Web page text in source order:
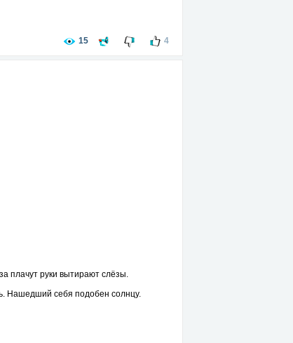
15 4
плачут руки вытирают слёзы.
Нашедший себя подобен солнцу.